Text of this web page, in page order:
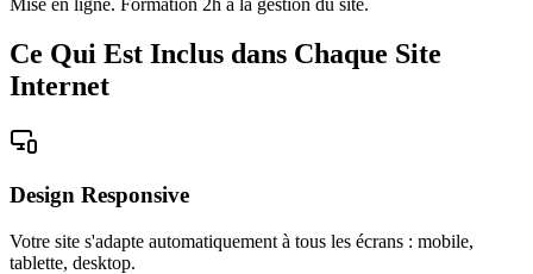
Ce Qui Est Inclus dans Chaque Site
Internet
Design Responsive
Votre site s'adapte automatiquement à tous les écrans : mobile,
tablette, desktop.